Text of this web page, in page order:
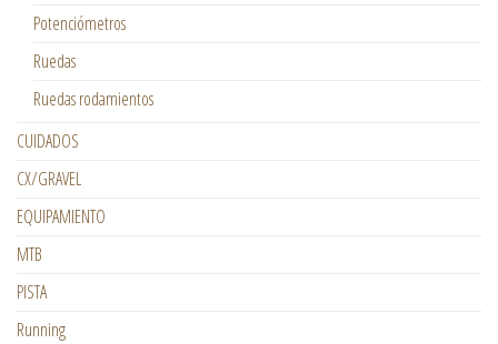
Potenciómetros
Ruedas
Ruedas rodamientos
CUIDADOS
CX/GRAVEL
EQUIPAMIENTO
MTB
PISTA
Running